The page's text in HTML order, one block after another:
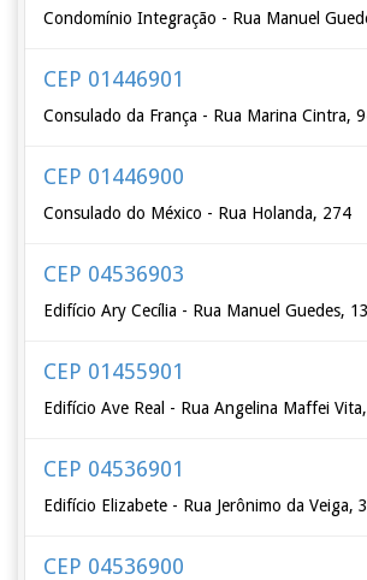
Condomínio Integração - Rua Manuel
CEP 01446901
Consulado da França - Rua Marina Cintra,
CEP 01446900
Consulado do México - Rua Holanda, 274
CEP 04536903
Edifício Ary Cecília - Rua Manuel Guedes,
CEP 01455901
Edifício Ave Real - Rua Angelina Maffei
CEP 04536901
Edifício Elizabete - Rua Jerônimo da Veiga,
CEP 04536900